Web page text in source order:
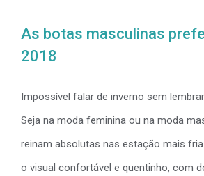
As botas masculinas
2018
Impossível falar de inverno sem
Seja na moda feminina ou na moda
reinam absolutas nas estação mais
o visual confortável e quentinho, com